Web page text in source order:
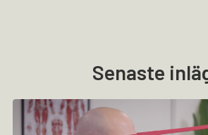
Senaste